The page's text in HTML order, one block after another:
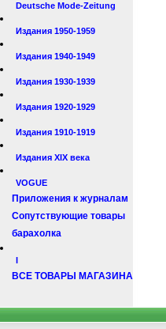
Deutsche Mode-Zeitung
Издания 1950-1959
Издания 1940-1949
Издания 1930-1939
Издания 1920-1929
Издания 1910-1919
Издания XIX века
VOGUE
Приложения к журналам
Сопутствующие товары
барахолка
I
ВСЕ ТОВАРЫ МАГАЗИНА